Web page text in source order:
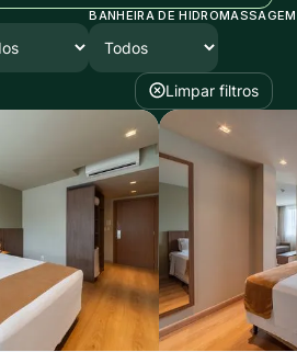
BANHEIRA DE HIDROMASSAGEM
Limpar filtros